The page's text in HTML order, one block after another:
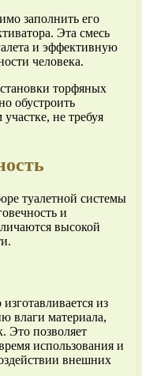
заполнить его
Эта смесь
и эффективную
человека.
торфяных
обустроить
не требуя
туалетной системы
и
высокой
из
влаги материала,
Это позволяет
использования и
внешних